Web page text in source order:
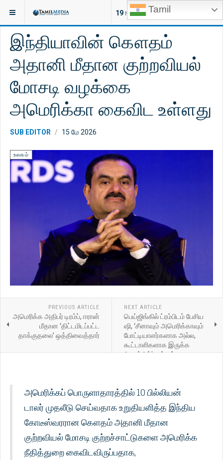
Tamil
19 NEW ARTICLES
இருக்குமிடம்: செய்திகள்
இந்தியாவின் கௌதம்
அதானி மீதான குற்றவியல்
மோசடி வழக்கை
அமெரிக்கா கைவிட உள்ளது
SUB EDITOR 15 மே 2026
உலகம்
PREVIOUS ARTICLE
அமெரிக்க அதிபர் டிரம்ப், ஈரான்
மீதான ‘திட்டமிடப்பட்ட
தாக்குதலை’ ஒத்திவைத்தார்
NEXT ARTICLE
பெய்ஜிங்கில் ட்ரம்பிடம் பேசிய
ஷி, ‘சீனாவும் அமெரிக்காவும்
போட்டியாளர்களாக அல்ல,
கூட்டாளிகளாக இருக்க
வேண்டும்’ என்றார்
அமெரிக்கப் பொருளாதாரத்தில் 10 பில்லியன்
டாலர் முதலீடு செய்வதாக உறுதியளித்த இந்திய
கோடீஸ்வரரான கௌதம் அதானி மீதான
குற்றவியல் மோசடி குற்றச்சாட்டுகளை அமெரிக்க
நீதித்துறை கைவிடவிருப்பதாக,